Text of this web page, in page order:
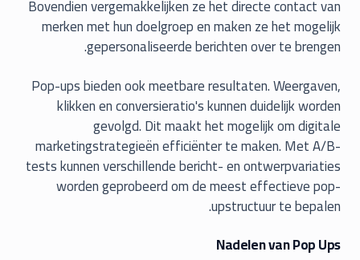
Bovendien vergemakkelijken ze het directe contact van
merken met hun doelgroep en maken ze het mogelijk
gepersonaliseerde berichten over te brengen.
Pop-ups bieden ook meetbare resultaten. Weergaven,
klikken en conversieratio's kunnen duidelijk worden
gevolgd. Dit maakt het mogelijk om digitale
marketingstrategieën efficiënter te maken. Met A/B-
tests kunnen verschillende bericht- en ontwerpvariaties
worden geprobeerd om de meest effectieve pop-
upstructuur te bepalen.
Nadelen van Pop Ups